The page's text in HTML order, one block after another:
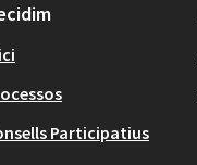
Participatius